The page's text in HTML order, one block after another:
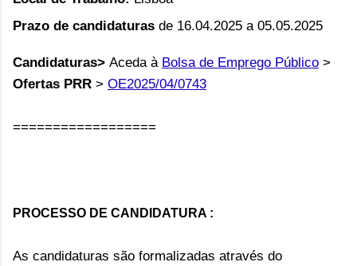
Prazo de candidaturas de 16.04.2025 a 05.05.2025
Candidaturas> Aceda à Bolsa de Emprego Público >
Ofertas PRR > OE2025/04/0743
==================
PROCESSO DE CANDIDATURA :
As candidaturas são formalizadas através do